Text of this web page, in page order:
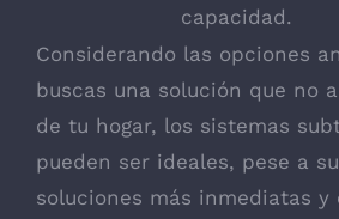
capacidad.
Considerando las opciones
buscas una solución que no
de tu hogar, los sistemas
pueden ser ideales, pese a
soluciones más inmediatas y